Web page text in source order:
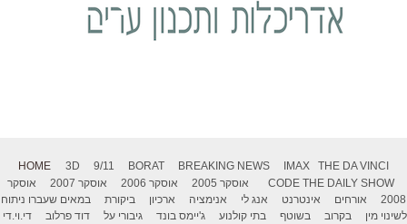
HOME 3D 9/11 BORAT BREAKING NEWS IMAX
THE DA VINCI
CODE THE DAILY SHOW אוסקר 2005 אוסקר 2006 אוסקר 2007
אוסקר
2008
אורחים אינטרנט אנג לי אנימציה ארכיון ביקורת
במאים שעברו ניתוח
לשינוי מין
בקרוב בשוטף בתי קולנוע ג'יימס בונד גיבורי על דוד פרלוב
די.וי.די